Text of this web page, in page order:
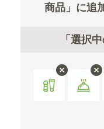
商品」に追
「選択